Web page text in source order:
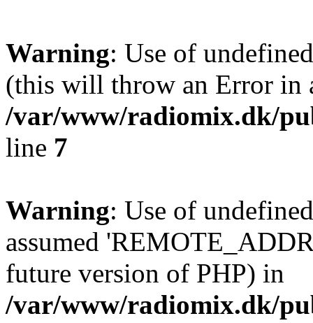
Warning: Use of
(this will throw an Error in
/var/www/radiomix.dk/
line 7
Warning: Use of
assumed
future version of PHP) in
/var/www/radiomix.dk/